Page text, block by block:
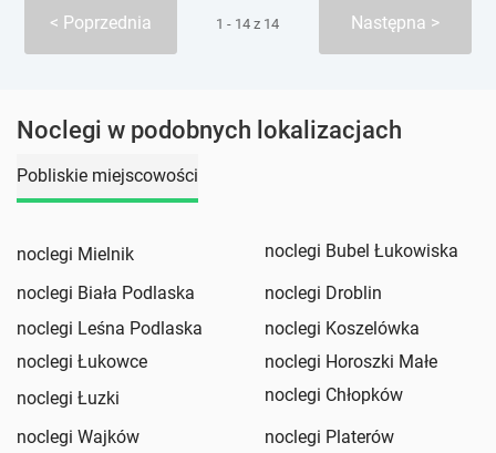
Poprzednia 1 - 14 z 14 Następna
Noclegi w podobnych lokalizacjach
Pobliskie miejscowości
noclegi Mielnik
noclegi Bubel Łukowiska
noclegi Biała Podlaska
noclegi Droblin
noclegi Leśna Podlaska
noclegi Koszelówka
noclegi Łukowce
noclegi Horoszki Małe
noclegi Łuzki
noclegi Chłopków
noclegi Wajków
noclegi Platerów